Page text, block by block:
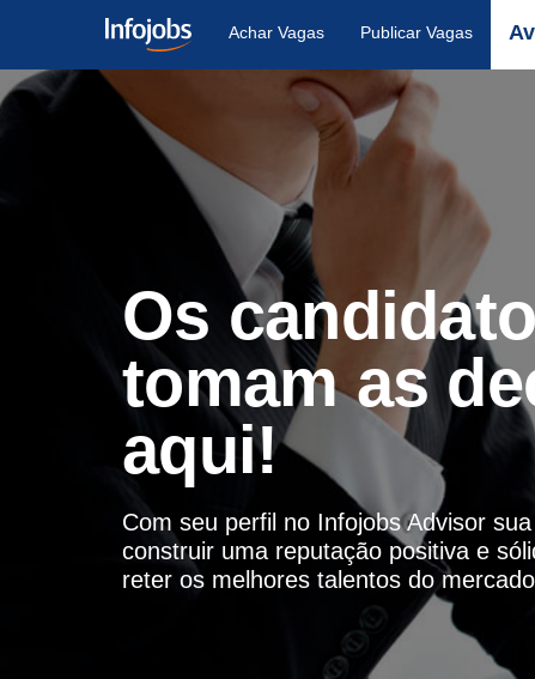
Achar Vagas Publicar Vagas
Os
tomam as
aqui!
Com seu perfil no Infojobs Advisor
construir uma reputação positiva e
reter os melhores talentos do